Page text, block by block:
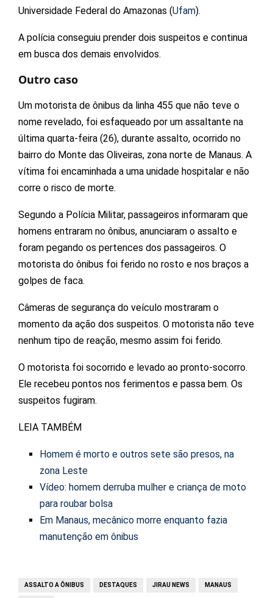
Universidade Federal do Amazonas (Ufam).
A polícia conseguiu prender dois suspeitos e continua
em busca dos demais envolvidos.
Outro caso
Um motorista de ônibus da linha 455 que não teve o
nome revelado, foi esfaqueado por um assaltante na
última quarta-feira (26), durante assalto, ocorrido no
bairro do Monte das Oliveiras, zona norte de Manaus. A
vítima foi encaminhada a uma unidade hospitalar e não
corre o risco de morte.
Segundo a Polícia Militar, passageiros informaram que
homens entraram no ônibus, anunciaram o assalto e
foram pegando os pertences dos passageiros. O
motorista do ônibus foi ferido no rosto e nos braços a
golpes de faca.
Câmeras de segurança do veículo mostraram o
momento da ação dos suspeitos. O motorista não teve
nenhum tipo de reação, mesmo assim foi ferido.
O motorista foi socorrido e levado ao pronto-socorro.
Ele recebeu pontos nos ferimentos e passa bem. Os
suspeitos fugiram.
LEIA TAMBÉM
Homem é morto e outros sete são presos, na
zona Leste
Vídeo: homem derruba mulher e criança de moto
para roubar bolsa
Em Manaus, mecânico morre enquanto fazia
manutenção em ônibus
ASSALTO A ÔNIBUS DESTAQUES JIRAU NEWS MANAUS